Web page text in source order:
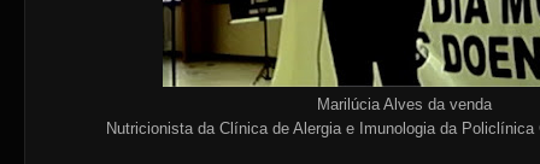
Marilúcia Alves da venda
Nutricionista da Clínica de Alergia e Imunologia da Policlínica